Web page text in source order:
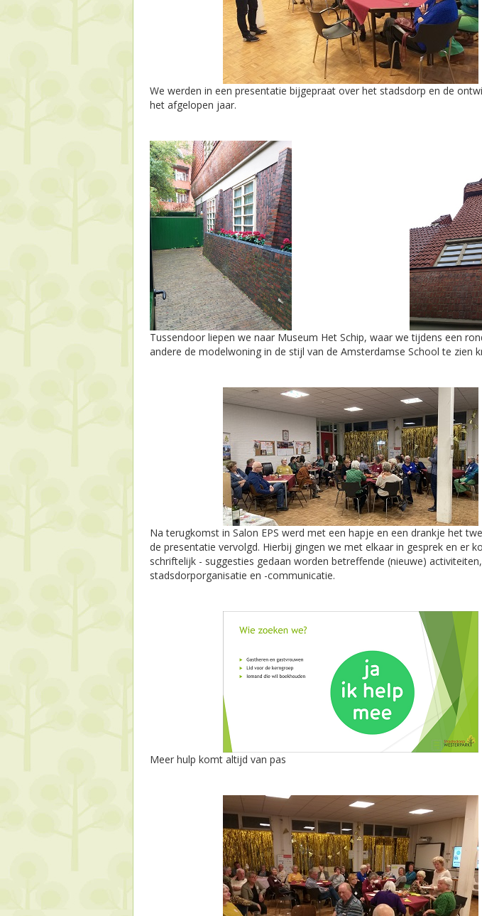
We werden in een presentatie bijgepraat over het stadsdorp en de
het afgelopen jaar.
Tussendoor liepen we naar Museum Het Schip, waar we tijdens een
andere de modelwoning in de stijl van de Amsterdamse School te zien
Na terugkomst in Salon EPS werd met een hapje en een drankje het
de presentatie vervolgd. Hierbij gingen we met elkaar in gesprek en er
schriftelijk - suggesties gedaan worden betreffende (nieuwe)
stadsdorporganisatie en -communicatie.
Meer hulp komt altijd van pas